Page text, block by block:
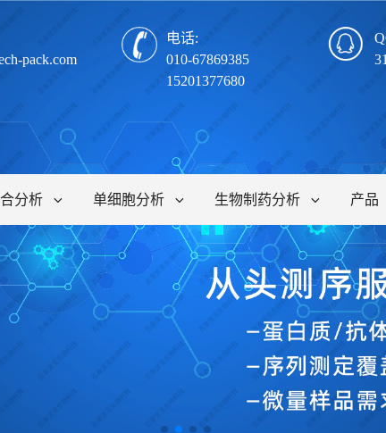
pack.com
电话:
010-67869385
15201377680
分析 单细胞分析 生物制药分析 产品